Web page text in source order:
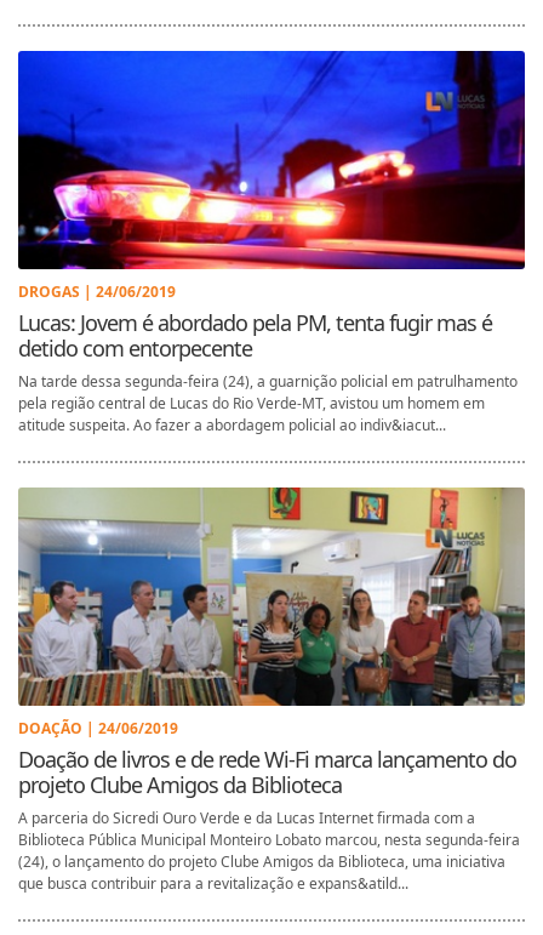
DROGAS | 24/06/2019
Lucas: Jovem é abordado pela PM, tenta fugir mas é
detido com entorpecente
Na tarde dessa segunda-feira (24), a guarnição policial em patrulhamento
pela região central de Lucas do Rio Verde-MT, avistou um homem em
atitude suspeita. Ao fazer a abordagem policial ao indiv&iacut...
DOAÇÃO | 24/06/2019
Doação de livros e de rede Wi-Fi marca lançamento do
projeto Clube Amigos da Biblioteca
A parceria do Sicredi Ouro Verde e da Lucas Internet firmada com a
Biblioteca Pública Municipal Monteiro Lobato marcou, nesta segunda-feira
(24), o lançamento do projeto Clube Amigos da Biblioteca, uma iniciativa
que busca contribuir para a revitalização e expans&atild...